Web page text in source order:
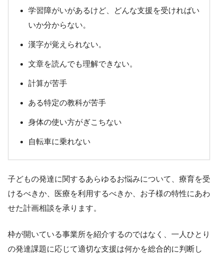
学習障がいがあるけど、どんな支援を受ければい
いか分からない。
漢字が覚えられない。
文章を読んでも理解できない。
計算が苦手
ある特定の教科が苦手
身体の使い方がぎこちない
自転車に乗れない
子どもの発達に関するあらゆるお悩みについて、療育を受
けるべきか、医療を利用するべきか、お子様の特性にあわ
せた計画相談を承ります。
枠が開いている事業所を紹介するのではなく、一人ひとり
の発達課題に応じて適切な支援は何かを総合的に判断し